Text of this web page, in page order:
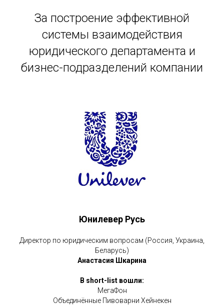
За построение эффективной
системы взаимодействия
юридического департамента и
бизнес-подразделений компании
Юнилевер Русь
Директор по юридическим вопросам (Россия, Украина,
Беларусь)
Анастасия Шкарина
В short-list вошли:
МегаФон
Объединённые Пивоварни Хейнекен